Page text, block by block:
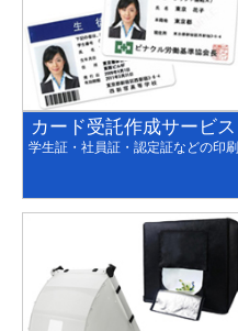
カード受託作成サービス
学生証・社員証・認定証などの印刷